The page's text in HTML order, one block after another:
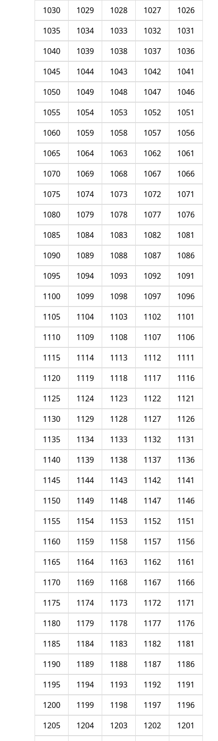
1026
1027
1028
1029
1030
1031
1032
1033
1034
1035
1036
1037
1038
1039
1040
1041
1042
1043
1044
1045
1046
1047
1048
1049
1050
1051
1052
1053
1054
1055
1056
1057
1058
1059
1060
1061
1062
1063
1064
1065
1066
1067
1068
1069
1070
1071
1072
1073
1074
1075
1076
1077
1078
1079
1080
1081
1082
1083
1084
1085
1086
1087
1088
1089
1090
1091
1092
1093
1094
1095
1096
1097
1098
1099
1100
1101
1102
1103
1104
1105
1106
1107
1108
1109
1110
1111
1112
1113
1114
1115
1116
1117
1118
1119
1120
1121
1122
1123
1124
1125
1126
1127
1128
1129
1130
1131
1132
1133
1134
1135
1136
1137
1138
1139
1140
1141
1142
1143
1144
1145
1146
1147
1148
1149
1150
1151
1152
1153
1154
1155
1156
1157
1158
1159
1160
1161
1162
1163
1164
1165
1166
1167
1168
1169
1170
1171
1172
1173
1174
1175
1176
1177
1178
1179
1180
1181
1182
1183
1184
1185
1186
1187
1188
1189
1190
1191
1192
1193
1194
1195
1196
1197
1198
1199
1200
1201
1202
1203
1204
1205